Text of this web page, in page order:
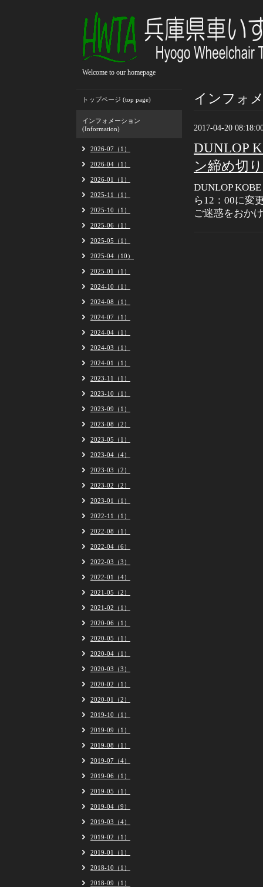
Welcome to our homepage
インフォ
2017-04-20
DUNLOP
ン締め切
DUNLOP
ら12：00に変
ご迷惑をおか
トップページ (top page)
インフォメーション
(Information)
2026-07（1）
2026-04（1）
2026-01（1）
2025-11（1）
2025-10（1）
2025-06（1）
2025-05（1）
2025-04（10）
2025-01（1）
2024-10（1）
2024-08（1）
2024-07（1）
2024-04（1）
2024-03（1）
2024-01（1）
2023-11（1）
2023-10（1）
2023-09（1）
2023-08（2）
2023-05（1）
2023-04（4）
2023-03（2）
2023-02（2）
2023-01（1）
2022-11（1）
2022-08（1）
2022-04（6）
2022-03（3）
2022-01（4）
2021-05（2）
2021-02（1）
2020-06（1）
2020-05（1）
2020-04（1）
2020-03（3）
2020-02（1）
2020-01（2）
2019-10（1）
2019-09（1）
2019-08（1）
2019-07（4）
2019-06（1）
2019-05（1）
2019-04（9）
2019-03（4）
2019-02（1）
2019-01（1）
2018-10（1）
2018-09（1）